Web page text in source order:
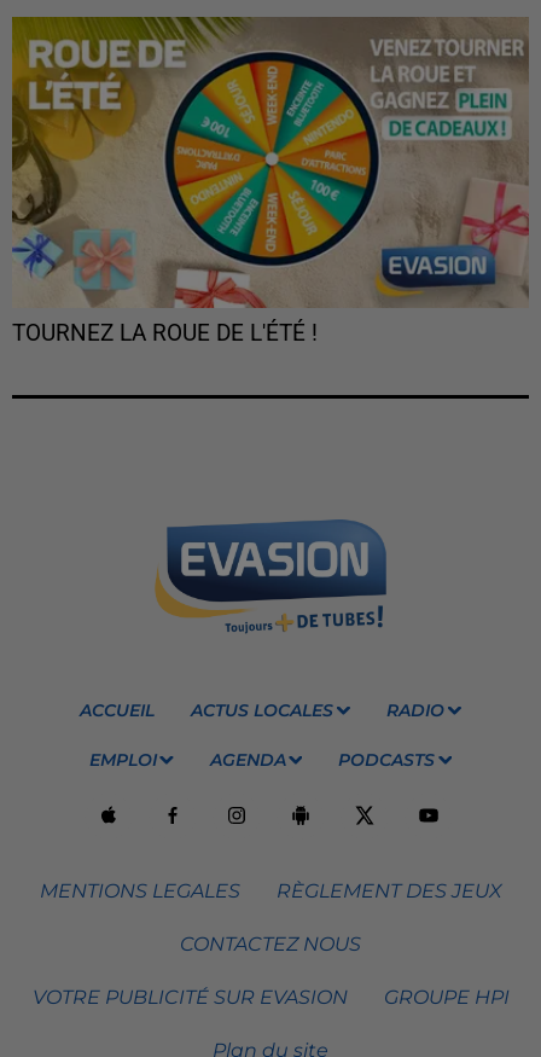
TOURNEZ LA ROUE DE L'ÉTÉ !
ACCUEIL ACTUS LOCALES RADIO
EMPLOI AGENDA PODCASTS
MENTIONS LEGALES RÈGLEMENT DES JEUX
CONTACTEZ NOUS
VOTRE PUBLICITÉ SUR EVASION GROUPE HPI
Plan du site